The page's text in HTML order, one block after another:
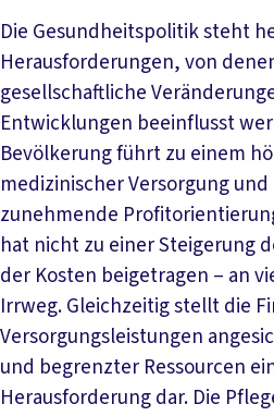
Die Gesundheitspolitik steht
Herausforderungen, von
gesellschaftliche
Entwicklungen beeinflusst
Bevölkerung führt zu einem
medizinischer Versorgung und
zunehmende
hat nicht zu einer Steigerung
der Kosten beigetragen – an
Irrweg. Gleichzeitig stellt die
Versorgungsleistungen
und begrenzter Ressourcen
Herausforderung dar. Die